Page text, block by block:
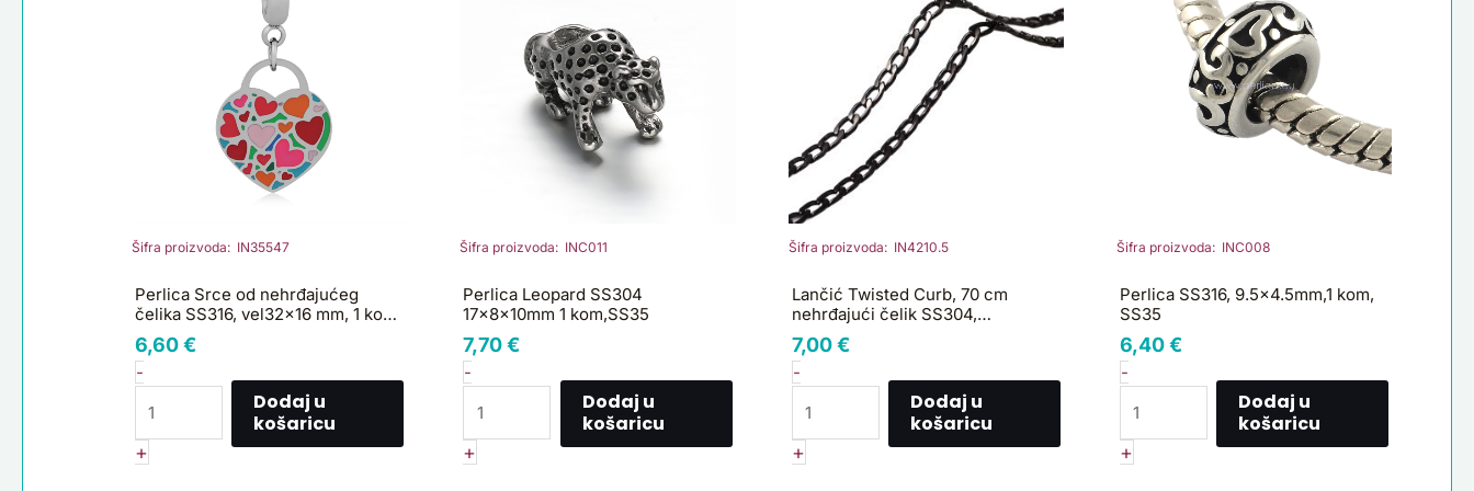
Šifra proizvoda: IN35547
Perlica Srce od nehrđajućeg
čelika SS316, vel32x16 mm, 1 kom
SS35
6,60€
-
+
Dodaj u
košaricu
Šifra proizvoda: INC011
Perlica Leopard SS304
17x8x10mm 1 kom,SS35
7,70€
-
17x8x10mm
kom,SS35
količina
+
Dodaj u
košaricu
Šifra proizvoda: IN4210.5
Lančić Twisted Curb, 70 cm
nehrđajući čelik SS304,
vel.5x3x0,8 mm, s kopčom, boja:
elektrof.black , SS85
7,00€
-
nehrđajući
SS304,
vel.5x3x0,8
s
boja:
elektrof.black
,
SS85
količina
+
Dodaj u
košaricu
Šifra proizvoda: INC008
Perlica SS316, 9.5×4.5mm,1 kom,
SS35
6,40€
-
+
Dodaj u
košaricu